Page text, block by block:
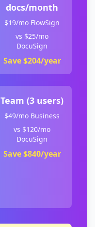
docs/month
$19/mo FlowSign
vs $25/mo
DocuSign
Save $204/year
Team (3 users)
$49/mo Business
vs $120/mo
DocuSign
Save $840/year